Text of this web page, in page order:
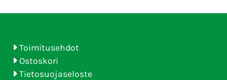
Toimitusehdot
Ostoskori
Tietosuojaseloste